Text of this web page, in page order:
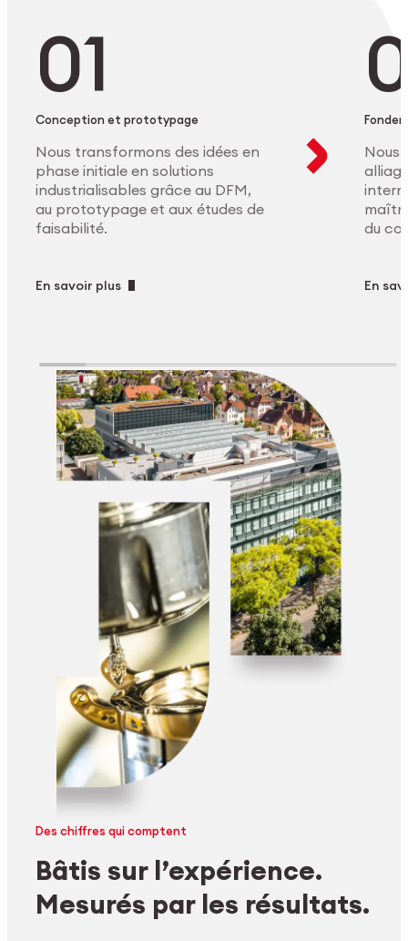
Conception et prototypage
Nous transformons des idées en
phase initiale en solutions
industrialisables grâce au DFM,
au prototypage et aux études de
faisabilité.
En savoir plus
Nous
du
En
Des chiffres qui comptent
Bâtis sur l’expérience.
Mesurés par les résultats.